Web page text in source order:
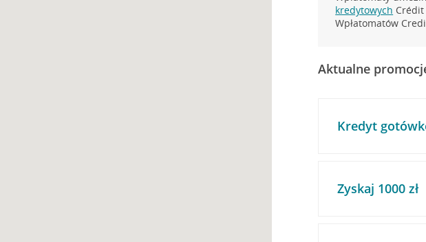
kredytowych
Wpłatomatów
Aktualne
Kredyt
Zyskaj 1000 zł